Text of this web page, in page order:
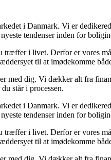
i Danmark. Vi er
tendenser inden for
i livet. Derfor er vores
til at imødekomme
med dig. Vi dækker alt fra
står i processen.
i Danmark. Vi er
tendenser inden for
i livet. Derfor er vores
til at imødekomme